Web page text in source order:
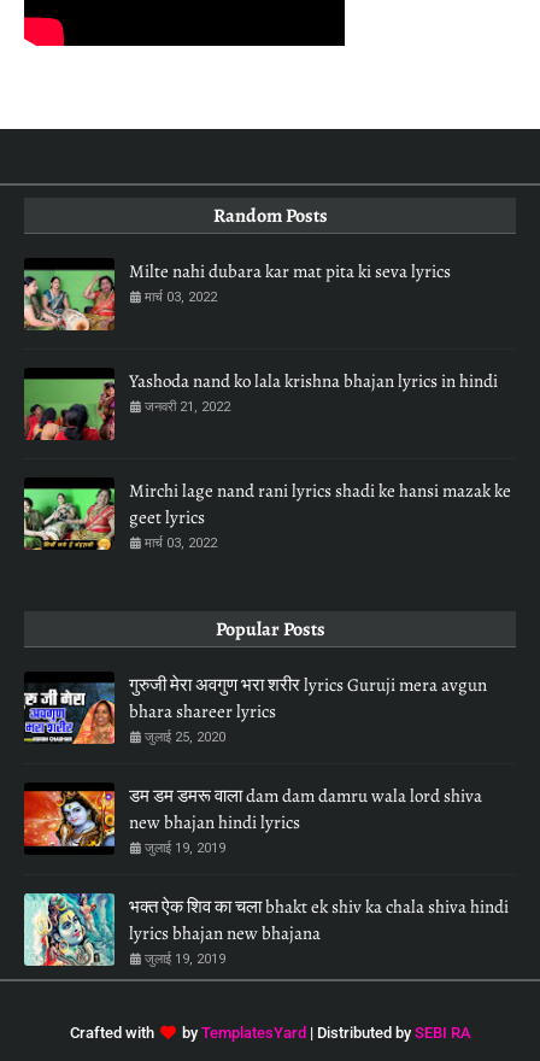
Random Posts
Milte nahi dubara kar mat pita ki seva lyrics
मार्च 03, 2022
Yashoda nand ko lala krishna bhajan lyrics in hindi
जनवरी 21, 2022
Mirchi lage nand rani lyrics shadi ke hansi mazak ke
geet lyrics
मार्च 03, 2022
Popular Posts
गुरुजी मेरा अवगुण भरा शरीर lyrics Guruji mera avgun
bhara shareer lyrics
जुलाई 25, 2020
डम डम डमरू वाला dam dam damru wala lord shiva
new bhajan hindi lyrics
जुलाई 19, 2019
भक्त ऐक शिव का चला bhakt ek shiv ka chala shiva hindi
lyrics bhajan new bhajana
जुलाई 19, 2019
Crafted with byTemplatesYard | Distributed bySEBI RA